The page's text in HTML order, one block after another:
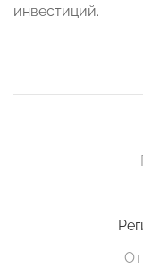
инвестиций.